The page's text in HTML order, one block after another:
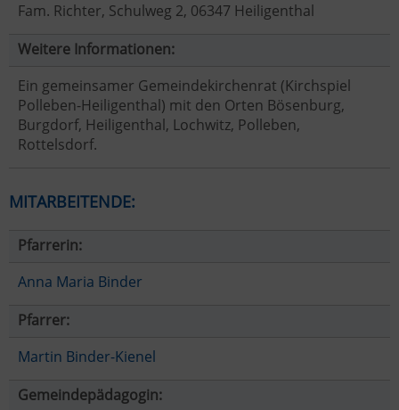
Fam. Richter, Schulweg 2, 06347 Heiligenthal
Weitere Informationen:
Ein gemeinsamer Gemeindekirchenrat (Kirchspiel
Polleben-Heiligenthal) mit den Orten Bösenburg,
Burgdorf, Heiligenthal, Lochwitz, Polleben,
Rottelsdorf.
MITARBEITENDE:
Pfarrerin:
Anna Maria Binder
Pfarrer:
Martin Binder-Kienel
Gemeindepädagogin: